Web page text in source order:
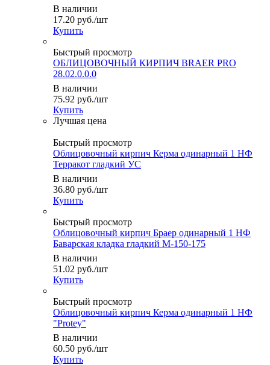
В наличии
17.20 руб./шт
Купить
Быстрый просмотр
ОБЛИЦОВОЧНЫЙ КИРПИЧ BRAER PRO
28.02.0.0.0
В наличии
75.92 руб./шт
Купить
Быстрый просмотр
Облицовочный кирпич Керма одинарный 1 НФ
Терракот гладкий УС
В наличии
36.80 руб./шт
Купить
Быстрый просмотр
Облицовочный кирпич Браер одинарный 1 НФ
Баварская кладка гладкий М-150-175
В наличии
51.02 руб./шт
Купить
Быстрый просмотр
Облицовочный кирпич Керма одинарный 1 НФ
"Protey"
В наличии
60.50 руб./шт
Купить